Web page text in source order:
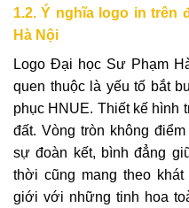
1.2. Ý nghĩa logo in trên
Hà Nội
Logo Đại học Sư Phạm
quen thuộc là yếu tố bắt
phục HNUE. Thiết kế hình
đất. Vòng tròn không
sự đoàn kết, bình đẳng
thời cũng mang theo
giới với những tinh hoa